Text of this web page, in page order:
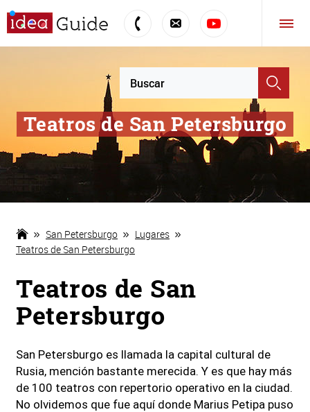
Teatros de San Petersburgo
San Petersburgo
Lugares
Teatros de San Petersburgo
Teatros de San
Petersburgo
San Petersburgo es llamada la capital cultural de
Rusia, mención bastante merecida. Y es que hay más
de 100 teatros con repertorio operativo en la ciudad.
No olvidemos que fue aquí donde Marius Petipa puso